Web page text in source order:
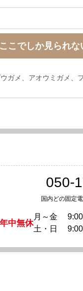
ここでしか見られな
ガメ、アオウミガメ、
050-
国内どの固定
年中無休
月～金
土・日